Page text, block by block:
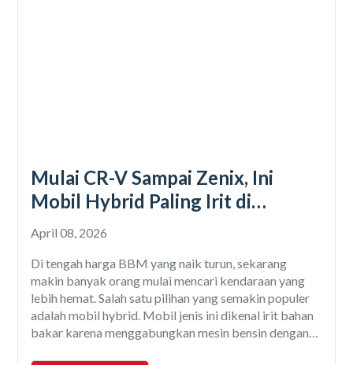
Mulai CR-V Sampai Zenix, Ini
Mobil Hybrid Paling Irit di
Indonesia
April 08, 2026
Di tengah harga BBM yang naik turun, sekarang
makin banyak orang mulai mencari kendaraan yang
lebih hemat. Salah satu pilihan yang semakin populer
adalah mobil hybrid. Mobil jenis ini dikenal irit bahan
bakar karena menggabungkan mesin bensin dengan